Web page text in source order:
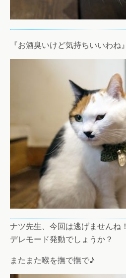
『お酒臭いけど気持ちいいわね』
ナツ先生、今回は逃げませんね！
デレモード発動でしょうか？
またまた喉を撫で撫で♪